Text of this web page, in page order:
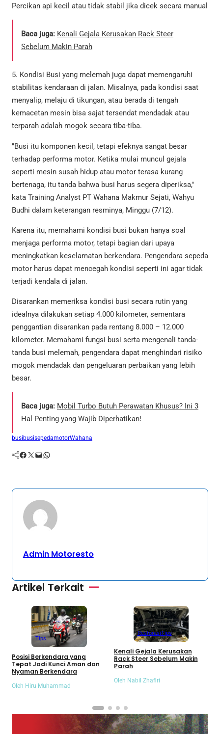
Percikan api kecil atau tidak stabil jika dicek secara manual
Baca juga: Kenali Gejala Kerusakan Rack Steer
Sebelum Makin Parah
5. Kondisi Busi yang melemah juga dapat memengaruhi
stabilitas kendaraan di jalan. Misalnya, pada kondisi saat
menyalip, melaju di tikungan, atau berada di tengah
kemacetan mesin bisa sajat tersendat mendadak atau
terparah adalah mogok secara tiba-tiba.
"Busi itu komponen kecil, tetapi efeknya sangat besar
terhadap performa motor. Ketika mulai muncul gejala
seperti mesin susah hidup atau motor terasa kurang
bertenaga, itu tanda bahwa busi harus segera diperiksa,"
kata Training Analyst PT Wahana Makmur Sejati, Wahyu
Budhi dalam keterangan resminya, Minggu (7/12).
Karena itu, memahami kondisi busi bukan hanya soal
menjaga performa motor, tetapi bagian dari upaya
meningkatkan keselamatan berkendara. Pengendara sepeda
motor harus dapat mencegah kondisi seperti ini agar tidak
terjadi kendala di jalan.
Disarankan memeriksa kondisi busi secara rutin yang
idealnya dilakukan setiap 4.000 kilometer, sementara
penggantian disarankan pada rentang 8.000 – 12.000
kilometer. Memahami fungsi busi serta mengenali tanda-
tanda busi melemah, pengendara dapat menghindari risiko
mogok mendadak dan pengeluaran perbaikan yang lebih
besar.
Baca juga: Mobil Turbo Butuh Perawatan Khusus? Ini 3
Hal Penting yang Wajib Diperhatikan!
busibusisepedamotorWahana
Facebook Twitter Mail WhatsApp
Admin Motoresto
Artikel Terkait
Tips
Posisi Berkendara yang
Tepat Jadi Kunci Aman dan
Nyaman Berkendara
Oleh Hiru Muhammad
RestorasiTips
Kenali Gejala Kerusakan
Rack Steer Sebelum Makin
Parah
Oleh Nabil Zhafiri